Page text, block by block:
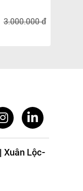
3.000.000 đ
Xuân Lộc-